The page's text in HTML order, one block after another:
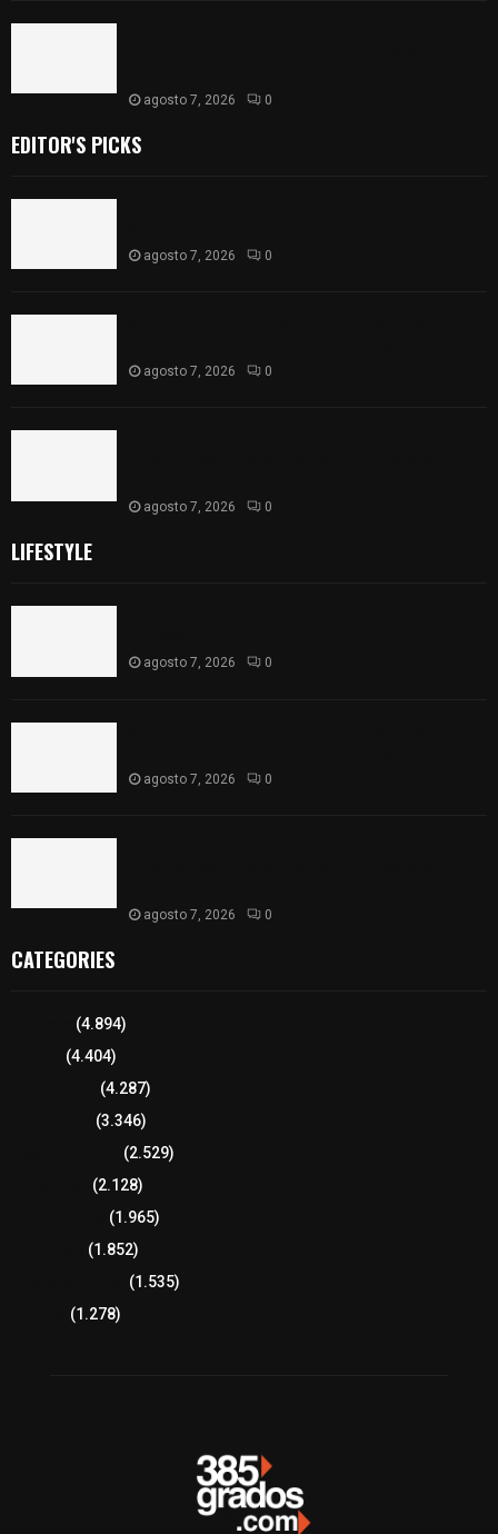
agosto 7, 2026 0
EDITOR'S PICKS
agosto 7, 2026 0
agosto 7, 2026 0
agosto 7, 2026 0
LIFESTYLE
agosto 7, 2026 0
agosto 7, 2026 0
agosto 7, 2026 0
CATEGORIES
(4.894)
(4.404)
(4.287)
(3.346)
(2.529)
(2.128)
(1.965)
(1.852)
(1.535)
(1.278)